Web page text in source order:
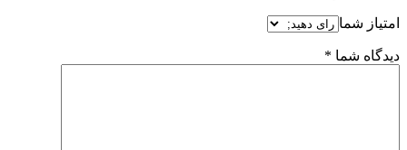
امتیاز شما
دیدگاه شما *